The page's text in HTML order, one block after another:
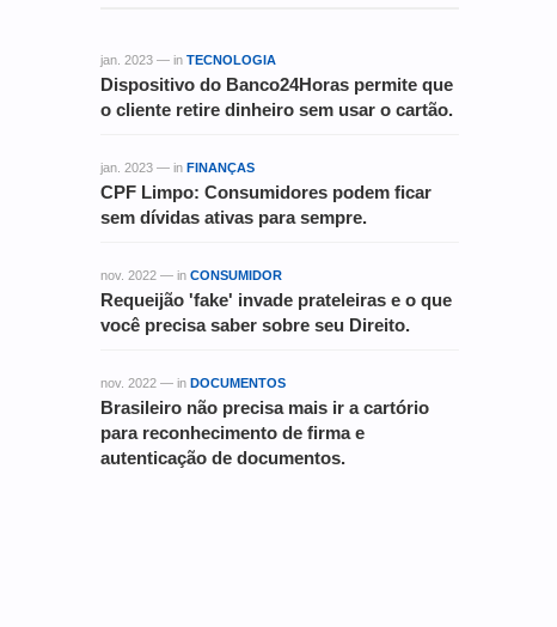
jan. 2023 — in TECNOLOGIA
Dispositivo do Banco24Horas permite que
o cliente retire dinheiro sem usar o cartão.
jan. 2023 — in FINANÇAS
CPF Limpo: Consumidores podem ficar
sem dívidas ativas para sempre.
nov. 2022 — in CONSUMIDOR
Requeijão 'fake' invade prateleiras e o que
você precisa saber sobre seu Direito.
nov. 2022 — in DOCUMENTOS
Brasileiro não precisa mais ir a cartório
para reconhecimento de firma e
autenticação de documentos.